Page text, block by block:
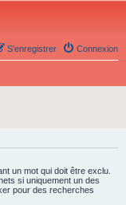
Connexion
S’enregistrer
un mot qui doit être exclu.
si uniquement un des
pour des recherches